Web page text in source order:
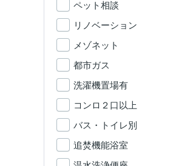
ペット相談
リノベーション
メゾネット
都市ガス
洗濯機置場有
コンロ２口以上
バス・トイレ別
追焚機能浴室